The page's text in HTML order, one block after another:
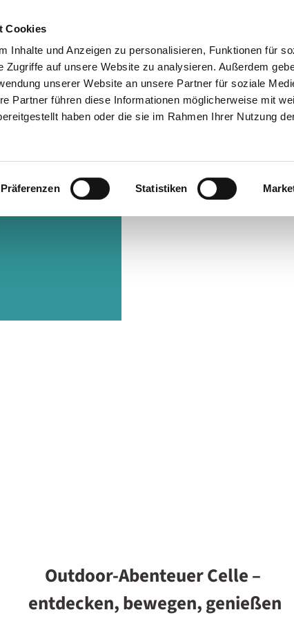
Cookies
Inhalte und Anzeigen zu personalisieren, Funktionen für
Zugriffe auf unsere Website zu analysieren. Außerdem
unserer Website an unsere Partner für soziale
Partner führen diese Informationen möglicherweise mit
haben oder die sie im Rahmen Ihrer Nutzung
Präferenzen Statistiken
Info & Besucherservice Suche Rathaus
Outdoor-Abenteuer Celle –
entdecken, bewegen, genießen